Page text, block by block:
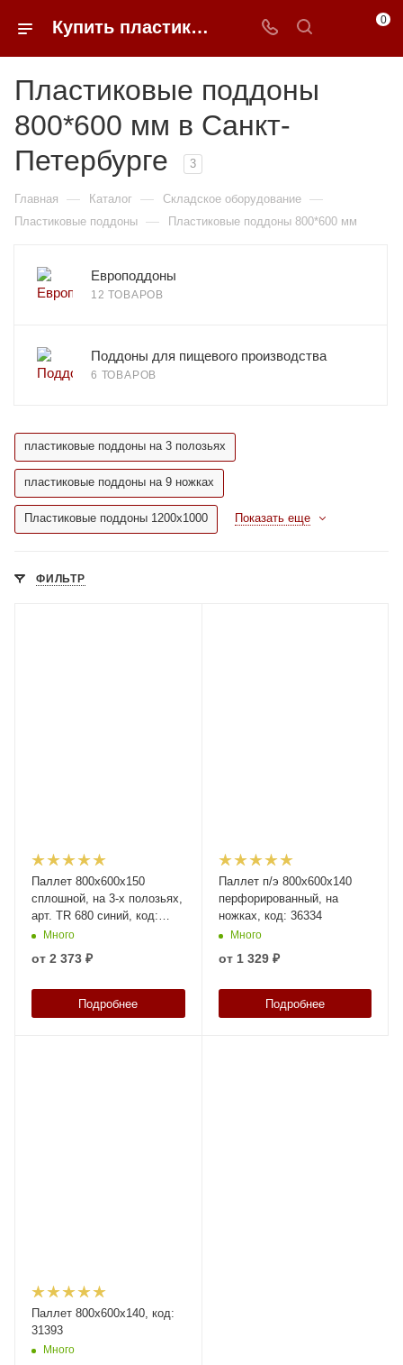
Купить пластиковые поддоны 800*600 мм в Санкт-Петербурге недорого | 0FFER 0
Пластиковые поддоны
800*600 мм в Санкт-
Петербурге
3
Главная — Каталог — Складское оборудование —
Пластиковые поддоны — Пластиковые поддоны 800*600 мм
Европоддоны
12 ТОВАРОВ
Поддоны для пищевого производства
6 ТОВАРОВ
пластиковые поддоны на 3 полозьях
пластиковые поддоны на 9 ножках
Пластиковые поддоны 1200х1000 Показать еще
ФИЛЬТР
Паллет 800х600х150
сплошной, на 3-х полозьях,
арт. TR 680 синий, код:
07879
Много
от 2 373 ₽
Подробнее
Паллет п/э 800х600х140
перфорированный, на
ножках, код: 36334
Много
от 1 329 ₽
Подробнее
Паллет 800х600х140, код:
31393
Много